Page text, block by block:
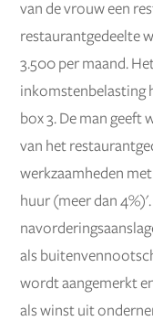
van de vrouw een
restaurantgedeelte
3.500 per maand.
inkomstenbelasting
box 3. De man geeft
van het
werkzaamheden
huur (meer dan
als
wordt aangemerkt
als winst uit